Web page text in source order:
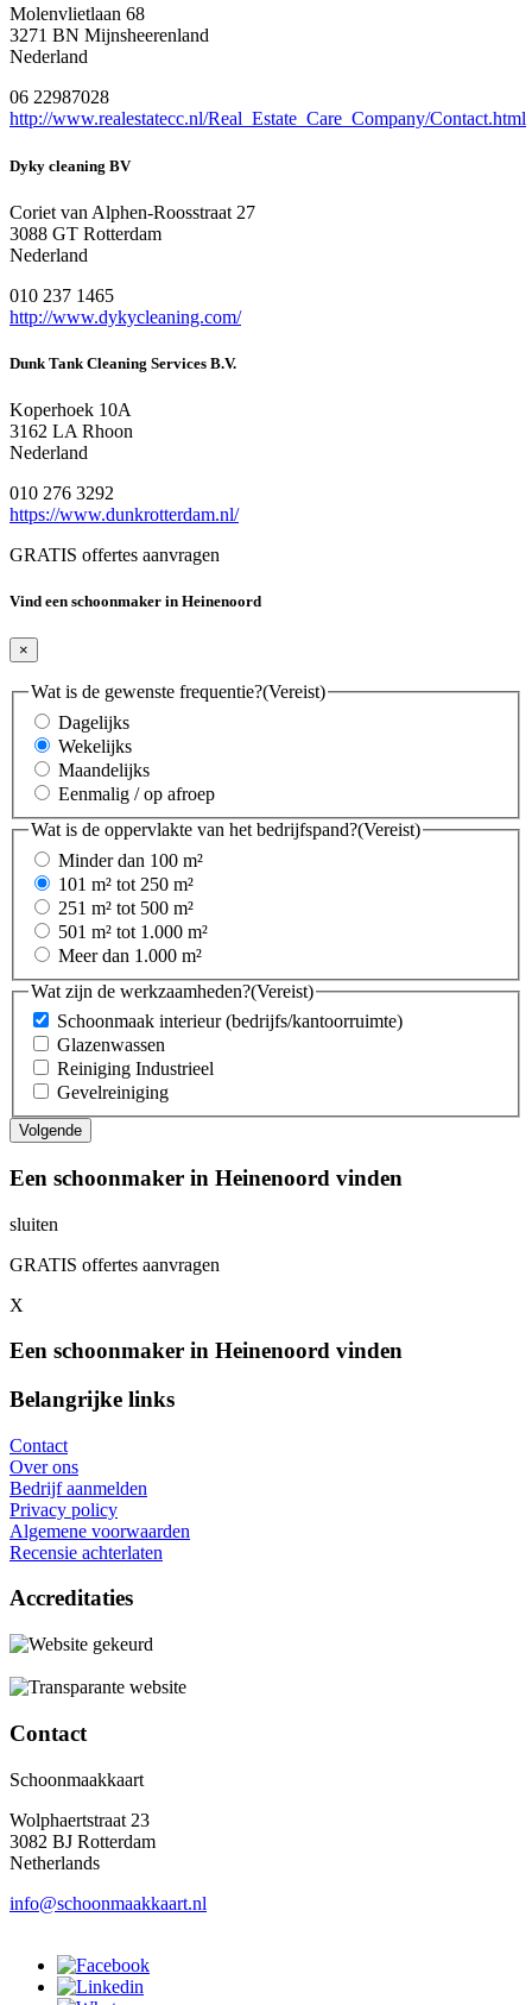
Molenvlietlaan 68
3271 BN Mijnsheerenland
Nederland
06 22987028
http://www.realestatecc.nl/Real_Estate_Care_Company/Contact.html
Dyky cleaning BV
Coriet van Alphen-Roosstraat 27
3088 GT Rotterdam
Nederland
010 237 1465
http://www.dykycleaning.com/
Dunk Tank Cleaning Services B.V.
Koperhoek 10A
3162 LA Rhoon
Nederland
010 276 3292
https://www.dunkrotterdam.nl/
GRATIS offertes aanvragen
Vind een schoonmaker in Heinenoord
×
Wat is de gewenste frequentie?(Vereist)
Dagelijks
Wekelijks
Maandelijks
Eenmalig / op afroep
Wat is de oppervlakte van het bedrijfspand?(Vereist)
Minder dan 100 m²
101 m² tot 250 m²
251 m² tot 500 m²
501 m² tot 1.000 m²
Meer dan 1.000 m²
Wat zijn de werkzaamheden?(Vereist)
Schoonmaak interieur (bedrijfs/kantoorruimte)
Glazenwassen
Reiniging Industrieel
Gevelreiniging
Een schoonmaker in Heinenoord vinden
sluiten
GRATIS offertes aanvragen
X
Een schoonmaker in Heinenoord vinden
Belangrijke links
Contact
Over ons
Bedrijf aanmelden
Privacy policy
Algemene voorwaarden
Recensie achterlaten
Accreditaties
Contact
Schoonmaakkaart
Wolphaertstraat 23
3082 BJ Rotterdam
Netherlands
info@schoonmaakkaart.nl